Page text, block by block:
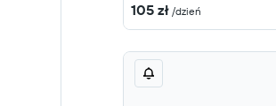
105 zł /dzień